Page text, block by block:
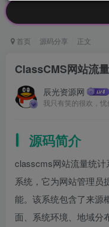
首页 源码分享 正文
ClassCMS网站流
辰光资源网
我只有笑的很欢，
源码简介
classcms网站流量统
系统，它为网站管理员
能。该系统包含了来源
面、系统环境、地域分